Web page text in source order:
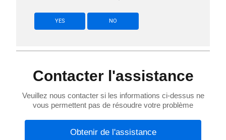
YES NO
Contacter l'assistance
Veuillez nous contacter si les informations ci-dessus ne
vous permettent pas de résoudre votre problème
Obtenir de l'assistance